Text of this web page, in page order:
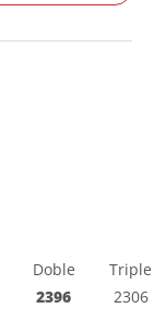
Doble
Triple
2396 2306